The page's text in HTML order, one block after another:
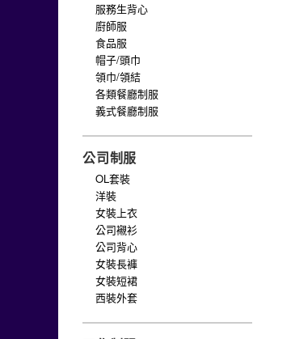
服務生背心
廚師服
食品服
帽子/頭巾
領巾/領結
各類餐廳制服
義式餐廳制服
公司制服
OL套裝
洋裝
女裝上衣
公司襯衫
公司背心
女裝長褲
女裝短裙
西裝外套